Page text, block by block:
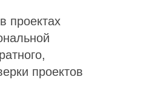
проектах
проектов